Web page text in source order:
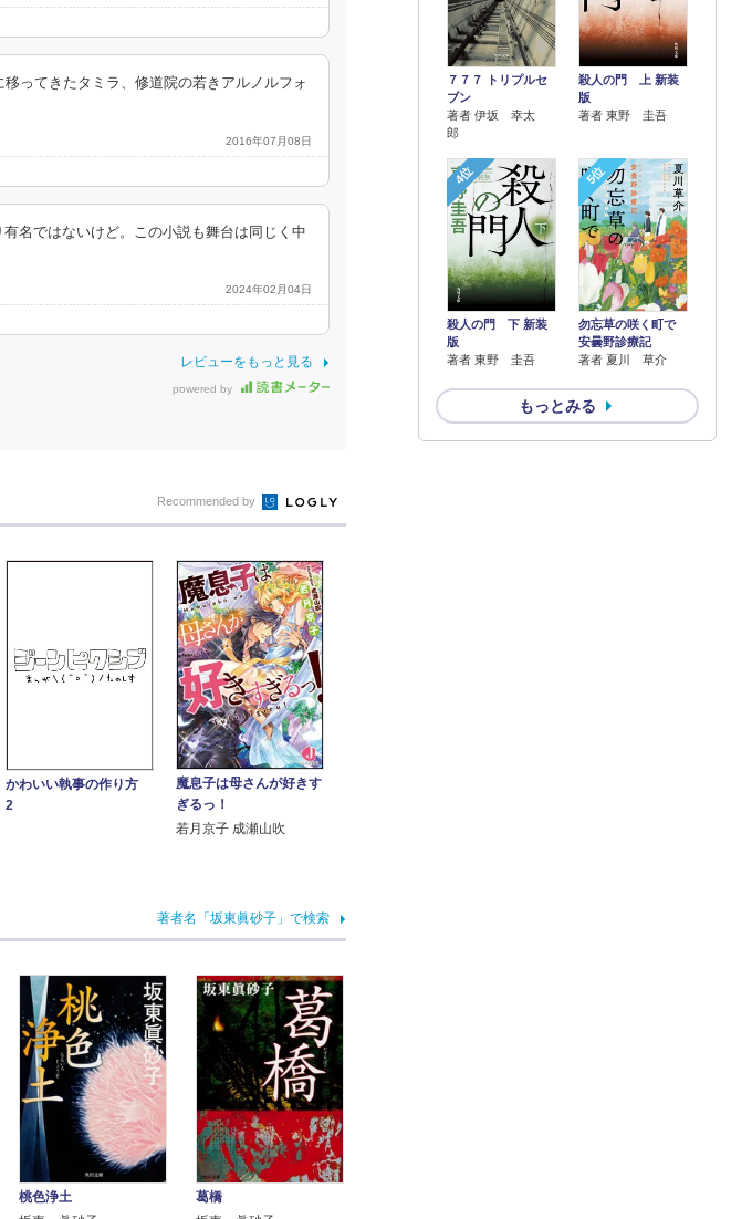
ってきたタミラ、修道院の若きアルノルフォ
2016年07月08日
名ではないけど。この小説も舞台は同じく中
2024年02月04日
レビューをもっと見る
powered by
７７７ トリプルセ
ブン
著者 伊坂 幸太
郎
殺人の門 上 新装
版
著者 東野 圭吾
4位
殺人の門 下 新装
版
著者 東野 圭吾
5位
勿忘草の咲く町で
安曇野診療記
著者 夏川 草介
もっとみる
Recommended by
かわいい執事の作り方
2
魔息子は母さんが好きす
ぎるっ！
若月京子 成瀬山吹
著者名「坂東眞砂子」で検索
桃色浄土
葛橋